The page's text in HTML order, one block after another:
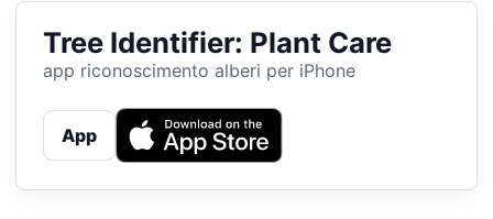
Tree Identifier: Plant Care
app riconoscimento alberi per iPhone
App